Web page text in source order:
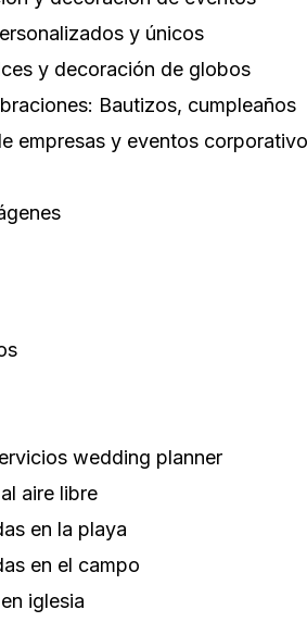
y únicos
y decoración de globos
Bautizos, cumpleaños
empresas y eventos
wedding planner
aire libre
en la playa
en el campo
iglesia